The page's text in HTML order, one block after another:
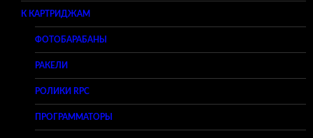
К КАРТРИДЖАМ
ФОТОБАРАБАНЫ
РАКЕЛИ
РОЛИКИ RPC
ПРОГРАММАТОРЫ